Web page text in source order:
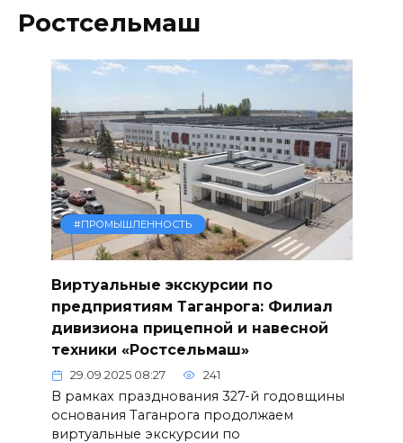
Ростсельмаш
#ПРОМЫШЛЕННОСТЬ
Виртуальные экскурсии по
предприятиям Таганрога: Филиал
дивизиона прицепной и навесной
техники «Ростсельмаш»
29.09.2025 08:27 241
В рамках празднования 327-й годовщины
основания Таганрога продолжаем
виртуальные экскурсии по